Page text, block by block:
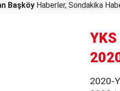
Başköy Haberler, Sondakika
2020-